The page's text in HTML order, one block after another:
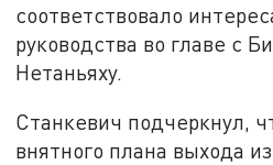
соответствовало
руководства во главе с
Нетаньяху.
Станкевич подчеркнул,
внятного плана выхода